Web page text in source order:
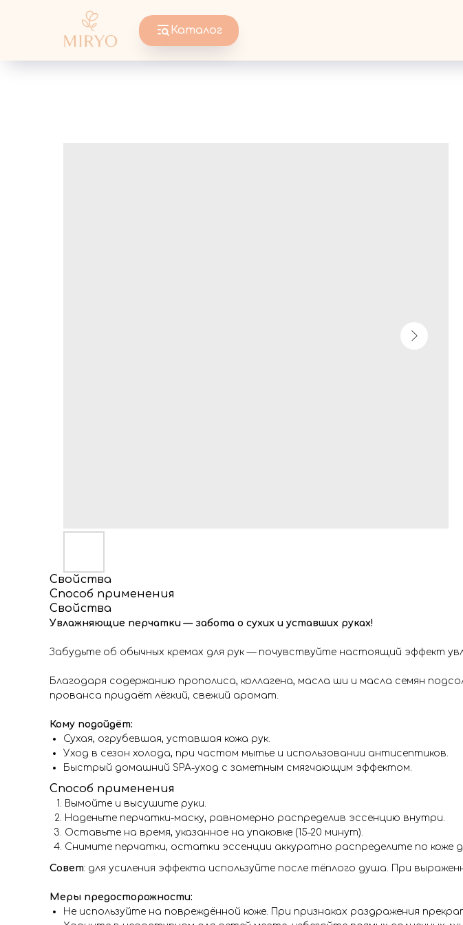
Каталог
Свойства
Способ применения
Свойства
Увлажняющие перчатки — забота о сухих и уставших руках!
Забудьте об обычных кремах для рук — почувствуйте настоящий эффект
Благодаря содержанию прополиса, коллагена, масла ши и масла семян
прованса придаёт лёгкий, свежий аромат.
Кому подойдёт:
Сухая, огрубевшая, уставшая кожа рук.
Уход в сезон холода, при частом мытье и использовании антисептиков.
Быстрый домашний SPA-уход с заметным смягчающим эффектом.
Способ применения
Вымойте и высушите руки.
Наденьте перчатки-маску, равномерно распределив эссенцию внутри.
Оставьте на время, указанное на упаковке (15–20 минут).
Снимите перчатки, остатки эссенции аккуратно распределите по коже
Совет: для усиления эффекта используйте после тёплого душа. При
Меры предосторожности:
Не используйте на повреждённой коже. При признаках раздражения